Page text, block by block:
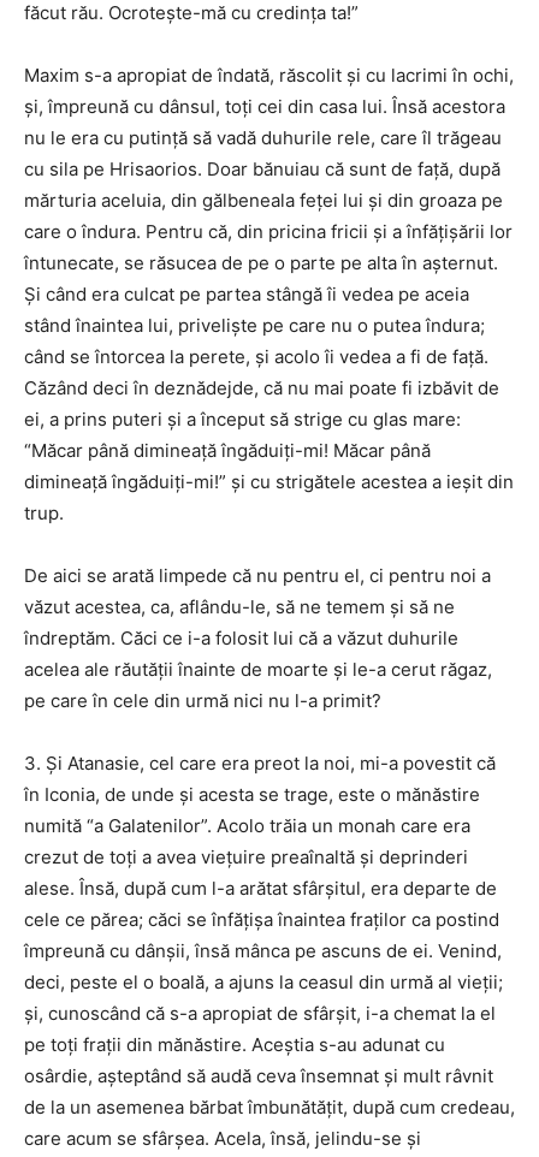
făcut rău. Ocroteşte-mă cu credinţa ta!”
Maxim s-a apropiat de îndată, răscolit şi cu lacrimi în ochi,
şi, împreună cu dânsul, toţi cei din casa lui. Însă acestora
nu le era cu putinţă să vadă duhurile rele, care îl trăgeau
cu sila pe Hrisaorios. Doar bănuiau că sunt de faţă, după
mărturia aceluia, din gălbeneala feţei lui şi din groaza pe
care o îndura. Pentru că, din pricina fricii şi a înfăţişării lor
întunecate, se răsucea de pe o parte pe alta în aşternut.
Şi când era culcat pe partea stângă îi vedea pe aceia
stând înaintea lui, privelişte pe care nu o putea îndura;
când se întorcea la perete, şi acolo îi vedea a fi de faţă.
Căzând deci în deznădejde, că nu mai poate fi izbăvit de
ei, a prins puteri şi a început să strige cu glas mare:
“Măcar până dimineaţă îngăduiţi-mi! Măcar până
dimineaţă îngăduiţi-mi!” şi cu strigătele acestea a ieşit din
trup.
De aici se arată limpede că nu pentru el, ci pentru noi a
văzut acestea, ca, aflându-le, să ne temem şi să ne
îndreptăm. Căci ce i-a folosit lui că a văzut duhurile
acelea ale răutăţii înainte de moarte şi le-a cerut răgaz,
pe care în cele din urmă nici nu l-a primit?
3. Şi Atanasie, cel care era preot la noi, mi-a povestit că
în Iconia, de unde şi acesta se trage, este o mănăstire
numită “a Galatenilor”. Acolo trăia un monah care era
crezut de toţi a avea vieţuire preaînaltă şi deprinderi
alese. Însă, după cum l-a arătat sfârşitul, era departe de
cele ce părea; căci se înfăţişa înaintea fraţilor ca postind
împreună cu dânşii, însă mânca pe ascuns de ei. Venind,
deci, peste el o boală, a ajuns la ceasul din urmă al vieţii;
şi, cunoscând că s-a apropiat de sfârşit, i-a chemat la el
pe toţi fraţii din mănăstire. Aceştia s-au adunat cu
osârdie, aşteptând să audă ceva însemnat şi mult râvnit
de la un asemenea bărbat îmbunătăţit, după cum credeau,
care acum se sfârşea. Acela, însă, jelindu-se şi